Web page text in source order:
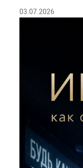
03.07.2026